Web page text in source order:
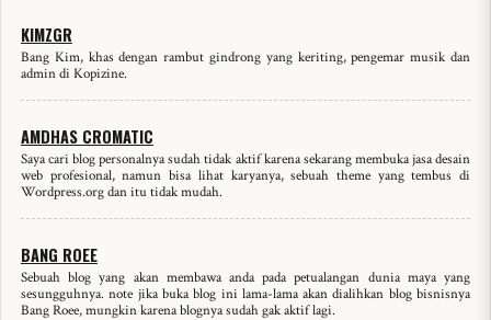
KIMZGR
Bang Kim, khas dengan rambut gindrong yang keriting, pengemar musik dan
admin di Kopizine.
AMDHAS CROMATIC
Saya cari blog personalnya sudah tidak aktif karena sekarang membuka jasa desain
web profesional, namun bisa lihat karyanya, sebuah theme yang tembus di
Wordpress.org dan itu tidak mudah.
BANG ROEE
Sebuah blog yang akan membawa anda pada petualangan dunia maya yang
sesungguhnya. note jika buka blog ini lama-lama akan dialihkan blog bisnisnya
Bang Roee, mungkin karena blognya sudah gak aktif lagi.